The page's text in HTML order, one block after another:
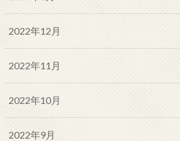
2022年12月
2022年11月
2022年10月
2022年9月